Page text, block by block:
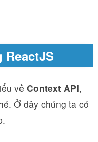
ReactJS
về Context API,
Ở đây chúng ta có